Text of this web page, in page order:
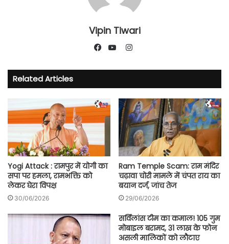
Vipin Tiwari
Instagram
Related Articles
Yogi Attack : रामपुर में योगी का
सपा पर हमला, रामभक्ति को
लेकर घेरा विपक्ष
30/06/2026
Ram Temple Scam: राम मंदिर
चढ़ावा चोरी मामले में चंपत राय का
बयान दर्ज, जांच तेज
29/06/2026
सर्विलांस टीम का कमाल! 105 गुम
मोबाइल बरामद, 31 लाख के फोन
असली मालिकों को लौटाए